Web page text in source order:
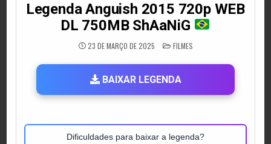
Legenda Anguish 2015 720p WEB
DL 750MB ShAaNiG
23 DE MARÇO DE 2025 POSTED
IN
FILMES
BAIXAR LEGENDA
Dificuldades para baixar a legenda?